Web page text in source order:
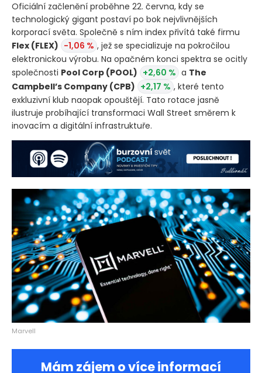
Oficiální začlenění proběhne 22. června, kdy se
technologický gigant postaví po bok nejvlivnějších
korporací světa. Společně s ním index přivítá také firmu
Flex (FLEX) -1,06 % , jež se specializuje na pokročilou
elektronickou výrobu. Na opačném konci spektra se ocitly
společnosti Pool Corp (POOL) +2,60 % a The
Campbell’s Company (CPB) +2,17 % , které tento
exkluzivní klub naopak opouštějí. Tato rotace jasně
ilustruje probíhající transformaci Wall Street směrem k
inovacím a digitální infrastruktuře.
Marvell
Mám zájem o více informací